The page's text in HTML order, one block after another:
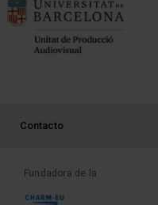
PEU 3
Contacto
Fundadora de la